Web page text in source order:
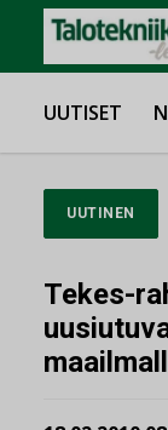
UUTISET
UUTINEN
Tekes-